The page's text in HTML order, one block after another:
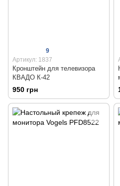
9
Артикул: 1837
Кронштейн для телевизора
КВАДО К-42
950 грн